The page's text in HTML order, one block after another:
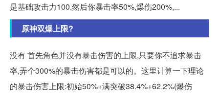
是基础攻击力100,然后你暴击率50%,爆伤200%,...
原神双爆上限?
没有 首先角色并没有暴击伤害的上限,只要你不追求暴击
率,弄个300%的暴击伤害都是可以的。这里计算一下理论
的暴击伤害上限:初始50%+满突破38.4%+62.2%(爆伤